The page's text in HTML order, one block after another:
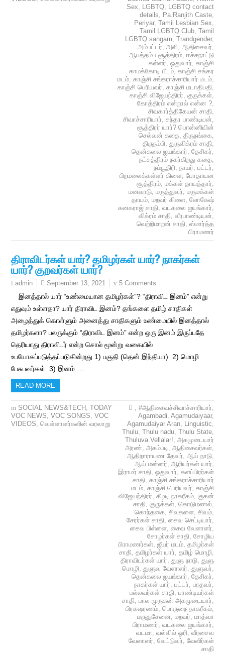
Sex, LGBTQ, LGBTQ contact
details, Pa.Ranjith Caste,
Periyar, Tamil Lesbian Sex,
Tamil LGBTQ Club, Tamil
LGBTQ sangam, Trandgender,
அம்பட்டர், அலி, ஆதிசைவர்,
ஆபத்தம்ப சூத்திரம், ஈச்சநாட்டு
கள்ளர், ஓதுவார், காஞ்சி
காமக்கோடி பீடம், காஞ்சி சங்கர
மடம், காஞ்சி சங்கராச்சாரியார் மடம்,
காஞ்சி பெரியவர், காஞ்சி மடாதிபதி,
காஞ்சி விஜேயந்திரர், குருக்கள்,
கோத்திரம் என்றால் என்ன ?,
சிவகார்த்திகேயன் சாதி,
சிவாச்சாரியார், சுந்தர பாண்டியன்,
சூத்திரர் யார்? பொன்னியின்
செல்வன் கதை, திருநங்கை,
திருநம்பி, துருவிக்ரம் சாதி,
தென்கலை ஐயங்கார், தேசிகர்,
நட்சத்திரம் நகர்கிறது கதை,
நம்பூதிரி, நாயர், பட்டர்,
பிறமலைக்கள்ளர் கிளை, போதாயன
சூத்திரம், மக்கள் தாயத்தார்,
மனவாடு, மருத்துவர், மருமக்கள்
தாயம், மறவர் கிளை, லோகேஷ்
கனகராஜ் சாதி, வடகலை ஐயங்கார்,
விக்ரம் சாதி, வீரபாண்டியன்,
வெற்றிமாறன் சாதி, ஸ்மார்த்த
பிராமணர்
திராவிடர்கள் யார்? தமிழர்கள் யார்? நாகர்கள்
யார்? குறவர்கள் யார்?
admin September 13, 2021 5 Comments
இனத்தால் யார் “உண்மையான தமிழர்கள்”? “திராவிட இனம்” என்று
எதுவும் உள்ளதா? யார் திராவிட இனம்? தங்களை தமிழ் சாதிகள்
அழைத்துக் கொள்ளும் அனைத்து சாதிகளும் உண்மையில் இனத்தால்
தமிழர்களா? பலருக்கும் “திராவிட இனம்” என்ற ஒரு இனம் இருப்பதே
தெரியாது திராவிடர் என்ற சொல் மூன்று வகையில்
உபயோகப்படுத்தப்படுகின்றது 1) பகுதி (தென் இந்தியா) 2) மொழி
பேசுபவர்கள் 3) இனம் …
READ MORE
SOCIAL NEWS&TECH ,TODAY
VOC NEWS,VOC SONGS,VOC
VIDEOS,வெள்ளாளர்களின் வரலாறு
, #ஆதிசைவச்சிவாச்சாரியார்,
Agambadi, Agamudaiyaar,
Agamudaiyar Aran, Linguistic,
Thulu, Thulu nadu, Thulu State,
Thuluva Vellalar!, அகமுடையார்
அரண், அகம்படி, ஆதிசைவர்கள்,
ஆதிநாராயண தேவர், ஆய் நாடு,
ஆய் மன்னர், ஆரியர்கள் யார்,
இராமர் சாதி, ஓதுவார், களப்பிரர்கள்
சாதி, காஞ்சி சங்கராச்சாரியார்
மடம், காஞ்சி பெரியவர், காஞ்சி
விஜேயந்திரர், கீழடி நாகரீகம், குகன்
சாதி, குருக்கள், கொடுமணல்,
கொந்தகை, சிவகளை, சிவம்,
சேரர்கள் சாதி, சைவ செட்டியார்,
சைவ பிள்ளை, சைவ வேளாளர்,
சோழர்கள் சாதி, சோழிய
பிராமணர்கள், ஜீயர் மடம், தமிழர்கள்
சாதி, தமிழர்கள் யார், தமிழ் மொழி,
திராவிடர்கள் யார், துளு நாடு, துளு
மொழி, துளுவ வேளாளர், துளுவர்,
தென்கலை ஐயங்கார், தேசிகர்,
நாகர்கள் யார், பட்டர், பரதவர்,
பல்லவர்கள் சாதி, பாண்டியர்கள்
சாதி, பால முருகன் அகமுடையார்,
பிரகஷரணம், பொருநை நாகரீகம்,
மருதுசேனை, மறவர், மாத்வா
பிராமணர், வடகலை ஐயங்கார்,
வடமா, வல்வில் ஓரி, வீரசைவ
வேளாளர், வேட்டுவர், வேளிர்கள்
சாதி